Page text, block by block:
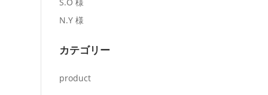
N.Y 様
カテゴリー
product